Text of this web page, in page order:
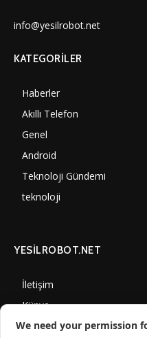
info@yesilrobot.net
KATEGORILER
Haberler
Akıllı Telefon
Genel
Android
Teknoloji Gündemi
teknoloji
YESİLROBOT.NET
İletişim
Künye
Gizlilik Politikası